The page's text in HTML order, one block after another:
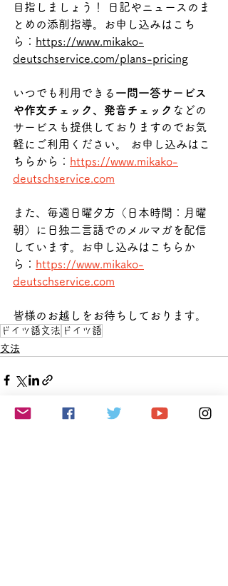
目指しましょう！ 日記やニュースのま
とめの添削指導。お申し込みはこち
ら： https://www.mikako-
deutschservice.com/plans-pricing
いつでも利用できる 一問一答サービス
や作文チェック、発音チェック などの
サービスも提供しておりますのでお気
軽にご利用ください。 お申し込みはこ
ちらから： https://www.mikako-
deutschservice.com
また、毎週日曜夕方（日本時間：月曜
朝）に日独二言語でのメルマガを配信
しています。お申し込みはこちらか
ら： https://www.mikako-
deutschservice.com
皆様のお越しをお待ちしております。
ドイツ語文法 ドイツ語
文法